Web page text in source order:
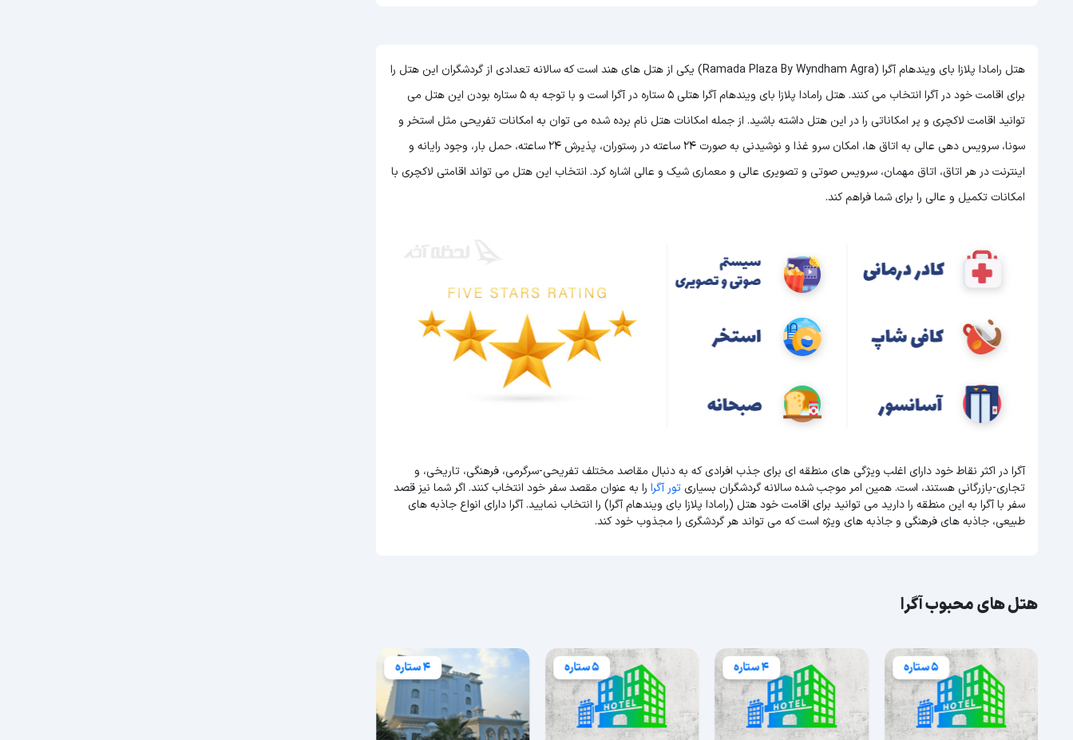
هتل رامادا پلازا بای ویندهام آگرا (Ramada Plaza By Wyndham Agra) یکی از هتل های هند است که سالانه تعدادی از گردشگران این هتل را
برای اقامت خود در آگرا انتخاب می کنند. هتل رامادا پلازا بای ویندهام آگرا هتلی 5 ستاره در آگرا است و با توجه به 5 ستاره بودن این هتل
می
توانید اقامت لاکچری و پر امکاناتی را در این هتل داشته باشید. از جمله امکانات هتل نام برده شده می توان به امکانات تفریحی مثل استخر و
سونا، سرویس دهی عالی به اتاق ها، امکان سرو غذا و نوشیدنی به صورت 24 ساعته در رستوران، پذیرش 24 ساعته، حمل بار، وجود رایانه و
اینترنت در هر اتاق، اتاق مهمان، سرویس صوتی و تصویری عالی و معماری شیک و عالی اشاره کرد. انتخاب این هتل می تواند اقامتی لاکچری با
امکانات تکمیل و عالی را برای شما فراهم کند.
آگرا در اکثر نقاط خود دارای اغلب ویژگی های منطقه ای برای جذب افرادی که به دنبال مقاصد مختلف تفریحی-سرگرمی، فرهنگی، تاریخی، و
تجاری-بازرگانی هستند، است. همین امر موجب شده سالانه گردشگران بسیاریتور آگرا را به عنوان مقصد سفر خود انتخاب کنند. اگر شما نیز قصد
سفر با آگرا به این منطقه را دارید می توانید برای اقامت خود هتل (رامادا پلازا بای ویندهام آگرا) را انتخاب نمایید. آگرا دارای انواع جاذبه های
طبیعی، جاذبه های فرهنگی و جاذبه های ویژه است که می تواند هر گردشگری را مجذوب خود کند.
هتل های محبوب آگرا
5 ستاره 4 ستاره 5 ستاره 4 ستاره